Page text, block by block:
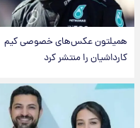
همیلتون عکس‌های خصوصی کیم‌
کارداشیان را منتشر کرد